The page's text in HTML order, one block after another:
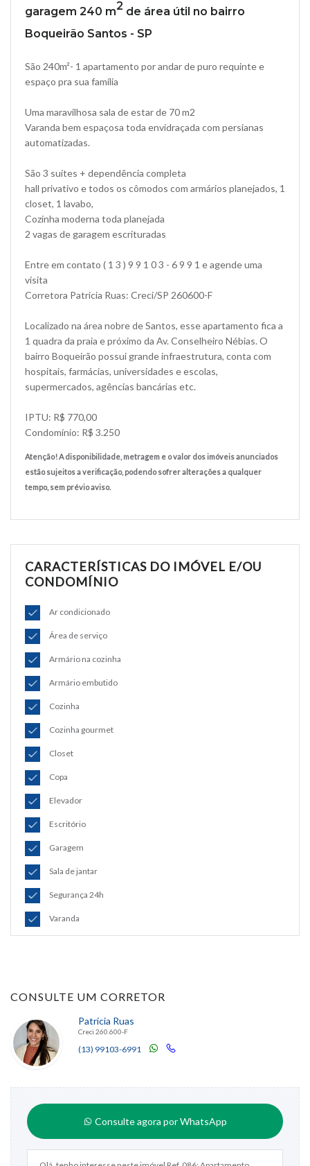
garagem 240 m2 de área útil no bairro
Boqueirão Santos - SP
São 240m²- 1 apartamento por andar de puro requinte e
espaço pra sua família
Uma maravilhosa sala de estar de 70 m2
Varanda bem espaçosa toda envidraçada com persianas
automatizadas.
São 3 suítes + dependência completa
hall privativo e todos os cômodos com armários planejados, 1
closet, 1 lavabo,
Cozinha moderna toda planejada
2 vagas de garagem escrituradas
Entre em contato ( 1 3 ) 9 9 1 0 3 - 6 9 9 1 e agende uma
visita
Corretora Patricia Ruas: Creci/SP 260600-F
Localizado na área nobre de Santos, esse apartamento fica a
1 quadra da praia e próximo da Av. Conselheiro Nébias. O
bairro Boqueirão possui grande infraestrutura, conta com
hospitais, farmácias, universidades e escolas,
supermercados, agências bancárias etc.
IPTU: R$ 770,00
Condomínio: R$ 3.250
Atenção! A disponibilidade, metragem e o valor dos imóveis anunciados
estão sujeitos a verificação, podendo sofrer alterações a qualquer
tempo, sem prévio aviso.
CARACTERÍSTICAS DO IMÓVEL E/OU
CONDOMÍNIO
Ar condicionado
Área de serviço
Armário na cozinha
Armário embutido
Cozinha
Cozinha gourmet
Closet
Copa
Elevador
Escritório
Garagem
Sala de jantar
Segurança 24h
Varanda
CONSULTE UM CORRETOR
Patricia Ruas
Creci 260.600-F
(13) 99103-6991
Consulte agora por WhatsApp